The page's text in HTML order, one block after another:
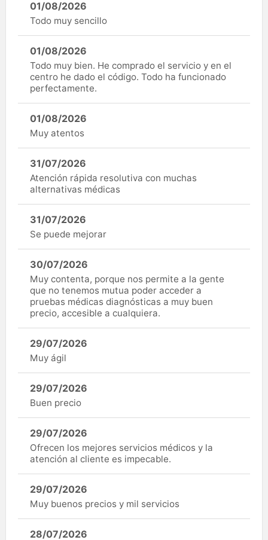
01/08/2026
Todo muy sencillo
01/08/2026
Todo muy bien. He comprado el servicio y en el
centro he dado el código. Todo ha funcionado
perfectamente.
01/08/2026
Muy atentos
31/07/2026
Atención rápida resolutiva con muchas
alternativas médicas
31/07/2026
Se puede mejorar
30/07/2026
Muy contenta, porque nos permite a la gente
que no tenemos mutua poder acceder a
pruebas médicas diagnósticas a muy buen
precio, accesible a cualquiera.
29/07/2026
Muy ágil
29/07/2026
Buen precio
29/07/2026
Ofrecen los mejores servicios médicos y la
atención al cliente es impecable.
29/07/2026
Muy buenos precios y mil servicios
28/07/2026